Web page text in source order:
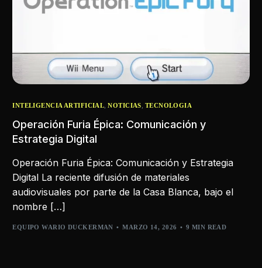
INTELIGENCIA ARTIFICIAL,NOTICIAS, TECNOLOGIA
Operación Furia Épica: Comunicación y
Estrategia Digital
Operación Furia Épica: Comunicación y Estrategia
Digital La reciente difusión de materiales
audiovisuales por parte de la Casa Blanca, bajo el
nombre […]
EQUIPO WARIO DUCKERMAN MARZO 14, 2026 9 MIN READ